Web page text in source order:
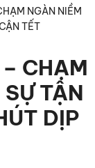
NGÀN NIỀM
TẾT
CHẠM
TẬN
DỊP